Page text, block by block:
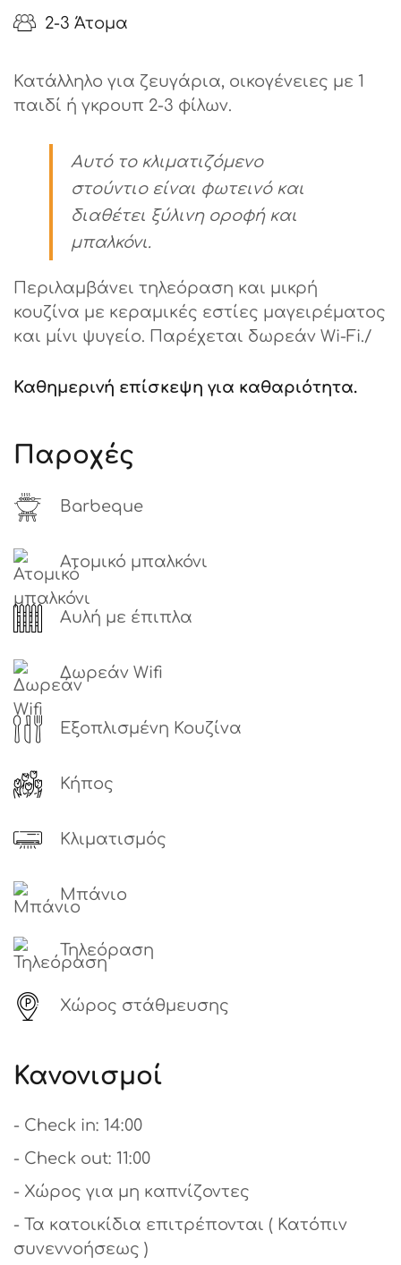
2-3 Άτομα
Κατάλληλο για ζευγάρια, οικογένειες με 1
παιδί ή γκρουπ 2-3 φίλων.
Αυτό το κλιματιζόμενο
στούντιο είναι φωτεινό και
διαθέτει ξύλινη οροφή και
μπαλκόνι.
Περιλαμβάνει τηλεόραση και μικρή
κουζίνα με κεραμικές εστίες μαγειρέματος
και μίνι ψυγείο. Παρέχεται δωρεάν Wi-Fi./
Καθημερινή επίσκεψη για καθαριότητα.
Παροχές
Barbeque
Ατομικό μπαλκόνι
Αυλή με έπιπλα
Δωρεάν Wifi
Εξοπλισμένη Κουζίνα
Κήπος
Κλιματισμός
Μπάνιο
Τηλεόραση
Χώρος στάθμευσης
Κανονισμοί
- Check in: 14:00
- Check out: 11:00
- Χώρος για μη καπνίζοντες
- Τα κατοικίδια επιτρέπονται ( Κατόπιν
συνεννοήσεως )